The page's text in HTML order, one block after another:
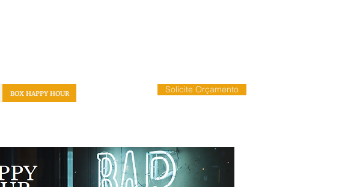
BOX HAPPY HOUR Solicite Orçamento